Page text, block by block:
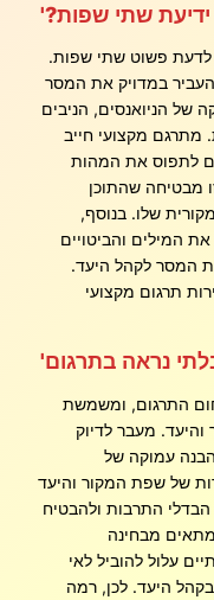
לדעת פשוט שתי שפות.
במדויק את המסר
הניואנסים, הניבים
מתרגם מקצועי חייב
לתפוס את המהות
מבטיחה שהתוכן
שלו. בנוסף,
המילים והביטויים
המסר לקהל היעד.
תרגום מקצועי
התרגום, ומשמשת
מעבר לדיוק
הבנה עמוקה של
של שפת המקור והיעד
התרבות ולהבטיח
מבחינה
עלול להוביל לאי
בקהל היעד. לכן, רמה